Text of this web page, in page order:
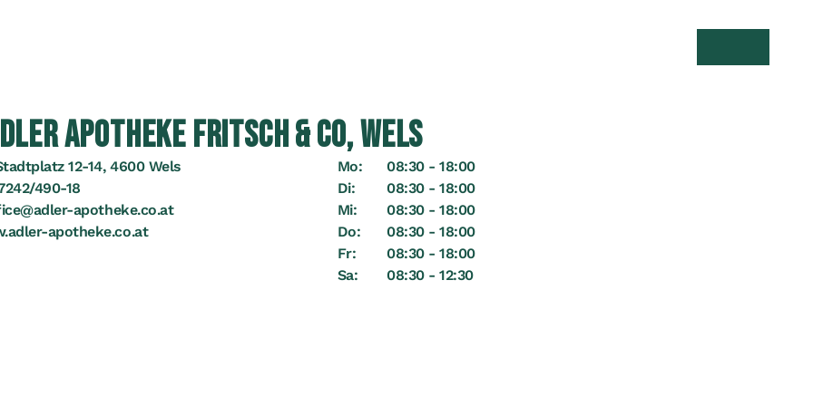
APOTHEKE FRITSCH & CO, WELS
12-14, 4600 Wels
490-18
apotheke.co.at
apotheke.co.at
Mo:
08:30 - 18:00
Di:
08:30 - 18:00
Mi:
08:30 - 18:00
Do:
08:30 - 18:00
Fr:
08:30 - 18:00
Sa:
08:30 - 12:30